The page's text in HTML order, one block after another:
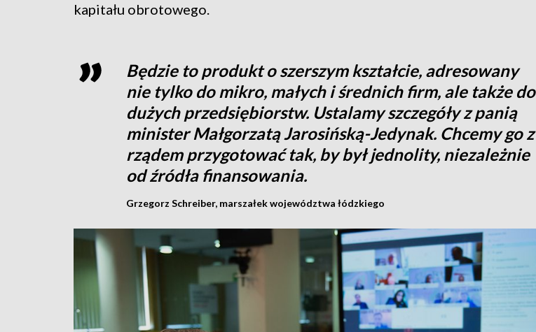
kapitału obrotowego.
Będzie to produkt o szerszym kształcie, adresowany
nie tylko do mikro, małych i średnich firm, ale także do
dużych przedsiębiorstw. Ustalamy szczegóły z panią
minister Małgorzatą Jarosińską-Jedynak. Chcemy go z
rządem przygotować tak, by był jednolity, niezależnie
od źródła finansowania.
Grzegorz Schreiber, marszałek województwa łódzkiego